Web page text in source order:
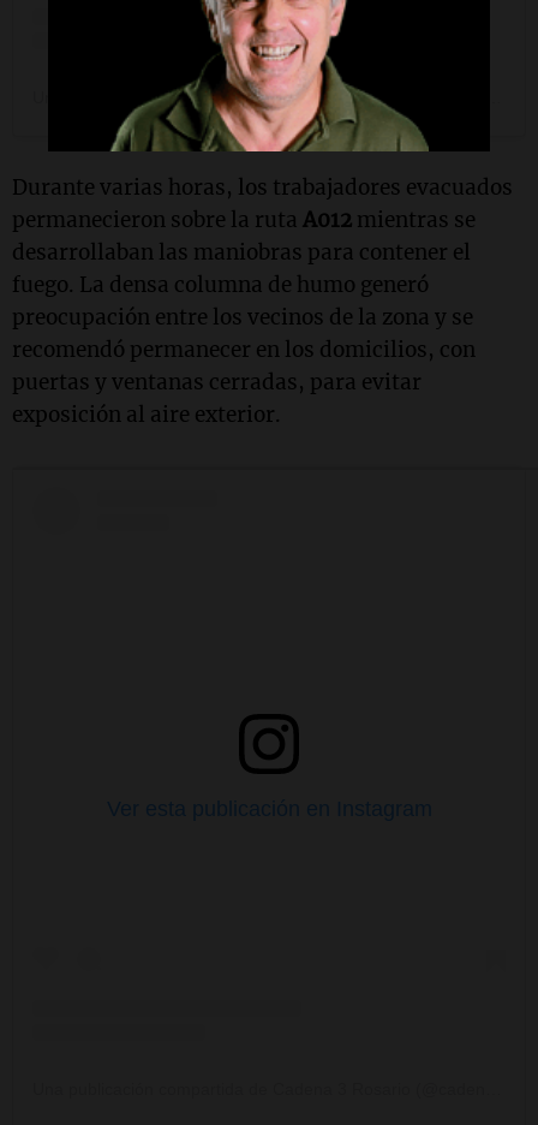
Durante varias horas, los trabajadores evacuados
permanecieron sobre la ruta A012 mientras se
desarrollaban las maniobras para contener el
fuego. La densa columna de humo generó
preocupación entre los vecinos de la zona y se
recomendó permanecer en los domicilios, con
puertas y ventanas cerradas, para evitar
exposición al aire exterior.
Ver esta publicación en Instagram